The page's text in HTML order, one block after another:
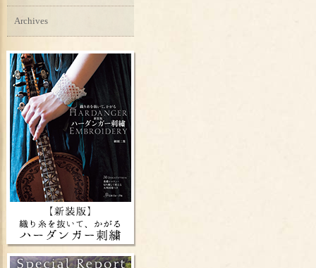
Archives